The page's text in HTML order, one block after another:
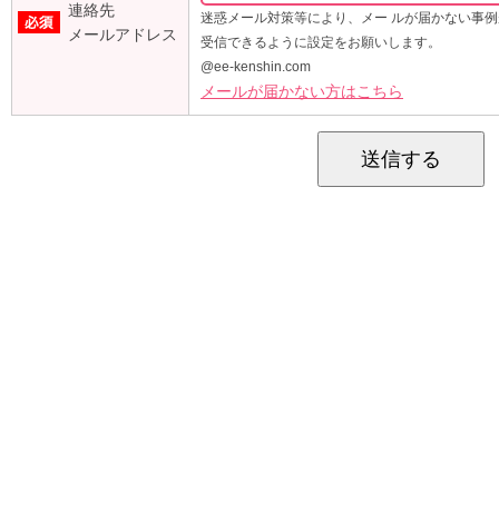
連絡先
メールアドレス
迷惑メール対策等により、メー ルが届かない事
受信できるように設定をお願いします。
@ee-kenshin.com
メールが届かない方はこちら